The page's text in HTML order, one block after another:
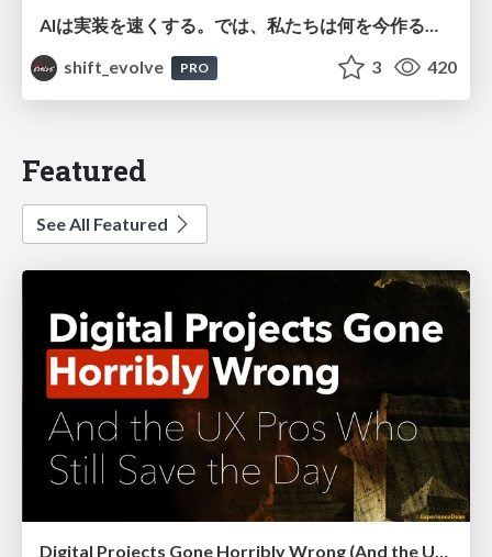
AIは実装を速くする。では、私たちは何を今作るべきか？－立場を越えてリリースに向き合ったチーム開発の実践 / 20260801 Hiromi Nakaya and Naoki Takahashi
shift_evolve
PRO 3 420
Featured
See All Featured
Digital Projects Gone Horribly Wrong (And the UX Pros Who Still Save the Day) - Dean Schuster